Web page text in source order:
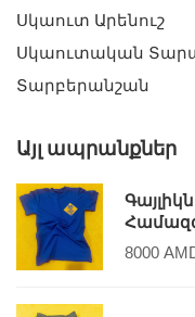
Սկաուտ Արենուշ
Սկաուտական
Տարբերանշան
Այլ ապրանքներ
8000